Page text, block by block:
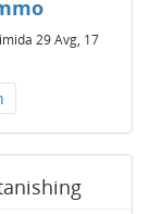
29 Avg, 17